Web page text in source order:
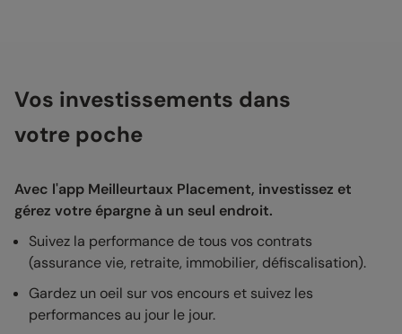
Vos investissements dans
votre poche
Avec l'app Meilleurtaux Placement, investissez et
gérez votre épargne à un seul endroit.
Suivez la performance de tous vos contrats
(assurance vie, retraite, immobilier, défiscalisation).
Gardez un oeil sur vos encours et suivez les
performances au jour le jour.